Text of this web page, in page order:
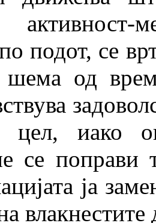
подот, се
од
цел, иако
се поправи
ја
влакнестите